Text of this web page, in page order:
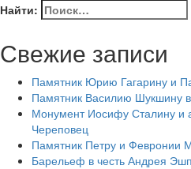
Найти:
Свежие записи
Памятник Юрию Гагарину и
Памятник Василию Шукшину
Монумент Иосифу Сталину и
Череповец
Памятник Петру и Февронии
Барельеф в честь Андрея